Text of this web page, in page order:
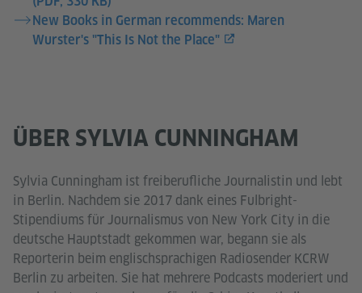
New Books in German recommends: Maren
Wurster's "This Is Not the Place"
ÜBER SYLVIA CUNNINGHAM
Sylvia Cunningham ist freiberufliche Journalistin und lebt
in Berlin. Nachdem sie 2017 dank eines Fulbright-
Stipendiums für Journalismus von New York City in die
deutsche Hauptstadt gekommen war, begann sie als
Reporterin beim englischsprachigen Radiosender KCRW
Berlin zu arbeiten. Sie hat mehrere Podcasts moderiert und